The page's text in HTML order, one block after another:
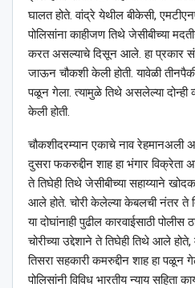
घालत होते. वांद्रे येथील बीकेसी,
पोलिसांना काहीजण तिथे जेसीबीच्या
करत असल्याचे दिसून आले. हा प्रकार
जाऊन चौकशी केली होती. यावेळी
पळून गेला. त्यामुळे तिथे असलेल्या दोन्ही
केली होती.
चौकशीदरम्यान एकाचे नाव
दुसरा फकरुद्दीन शाह हा भंगार
ते तिघेही तिथे जेसीबीच्या सहाय्याने
आले होते. चोरी केलेल्या केबलची नंतर ते
या दोघांनाही पुढील कारवाईसाठी
चोरीच्या उद्देशाने ते तिघेही तिथे आले होते,
तिसरा सहकारी कमरुद्दीन शाह हा पळून
पोलिसांनी विविध भारतीय न्याय सहिता